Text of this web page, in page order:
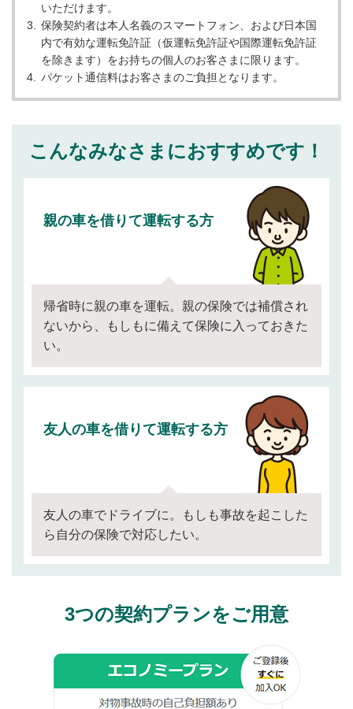
いただけます。
保険契約者は本人名義のスマートフォン、および日本国
内で有効な運転免許証（仮運転免許証や国際運転免許証
を除きます）をお持ちの個人のお客さまに限ります。
パケット通信料はお客さまのご負担となります。
こんなみなさまにおすすめです！
親の車を借りて運転する方
帰省時に親の車を運転。親の保険では補償され
ないから、もしもに備えて保険に入っておきた
い。
友人の車を借りて運転する方
友人の車でドライブに。もしも事故を起こした
ら自分の保険で対応したい。
3つの契約プランをご用意